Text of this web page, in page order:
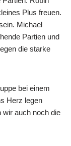
Plus freuen.
Michael
Partien und
die starke
bei einem
Herz legen
wir auch noch die